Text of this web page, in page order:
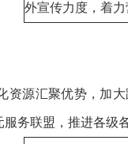
外宣传力度，着
资源汇聚优势，加
务联盟，推进各